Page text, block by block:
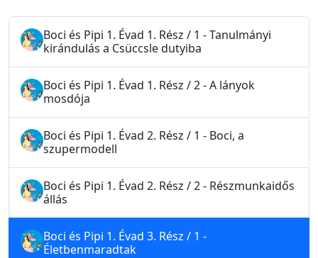
Boci és Pipi 1. Évad 1. Rész / 1 - Tanulmányi
kirándulás a Csüccsle dutyiba
Boci és Pipi 1. Évad 1. Rész / 2 - A lányok
mosdója
Boci és Pipi 1. Évad 2. Rész / 1 - Boci, a
szupermodell
Boci és Pipi 1. Évad 2. Rész / 2 - Részmunkaidős
állás
Boci és Pipi 1. Évad 3. Rész / 1 -
Életbenmaradtak